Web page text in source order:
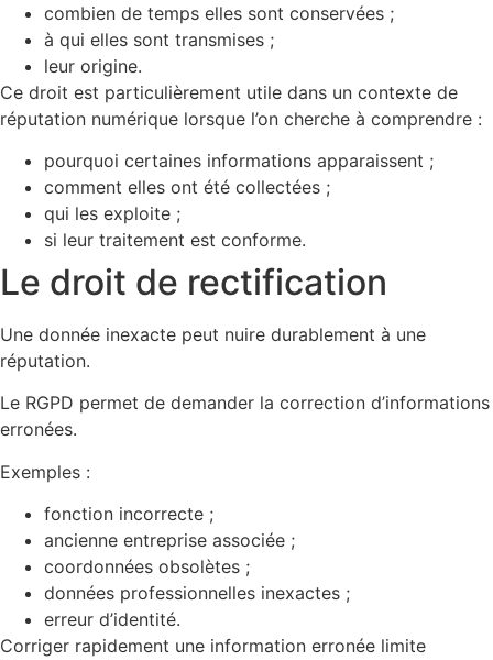
combien de temps elles sont conservées ;
à qui elles sont transmises ;
leur origine.
Ce droit est particulièrement utile dans un contexte de
réputation numérique lorsque l’on cherche à comprendre :
pourquoi certaines informations apparaissent ;
comment elles ont été collectées ;
qui les exploite ;
si leur traitement est conforme.
Le droit de rectification
Une donnée inexacte peut nuire durablement à une
réputation.
Le RGPD permet de demander la correction d’informations
erronées.
Exemples :
fonction incorrecte ;
ancienne entreprise associée ;
coordonnées obsolètes ;
données professionnelles inexactes ;
erreur d’identité.
Corriger rapidement une information erronée limite